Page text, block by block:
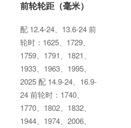
前轮轮距（毫米）
配 12.4-24、13.6-24 前
轮时：1625、1729、
1759、1791、1821、
1933、1963、1995、
2025 配 14.9-24、16.9-
24 前轮时：1740、
1770、1802、1832、
1944、1974、2006、